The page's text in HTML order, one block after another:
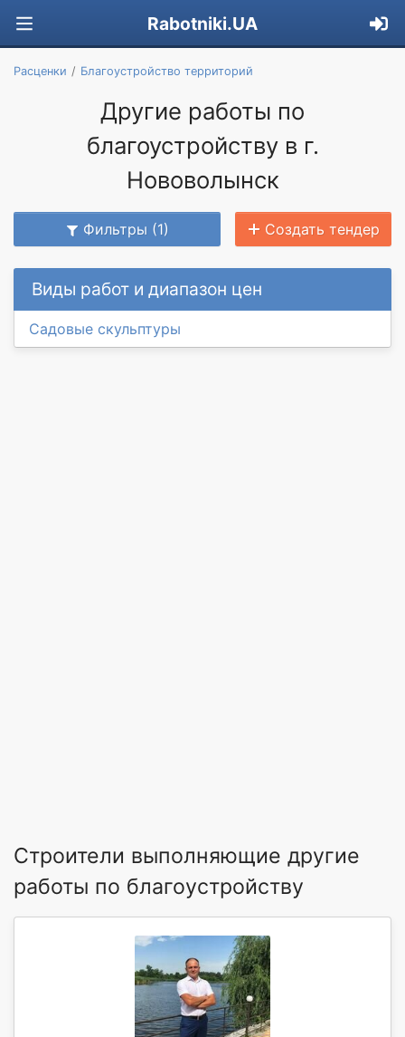
Rabotniki.UA
Расценки Благоустройство территорий
Другие работы по
благоустройству в г.
Нововолынск
Фильтры (1) Создать тендер
Виды работ и диапазон цен
Садовые скульптуры
Строители выполняющие другие
работы по благоустройству